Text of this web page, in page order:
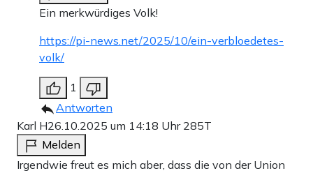
Ein merkwürdiges Volk!
https://pi-news.net/2025/10/ein-verbloedetes-
volk/
1
Antworten
Karl H26.10.2025 um 14:18 Uhr 285T
Melden
Irgendwie freut es mich aber, dass die von der Union